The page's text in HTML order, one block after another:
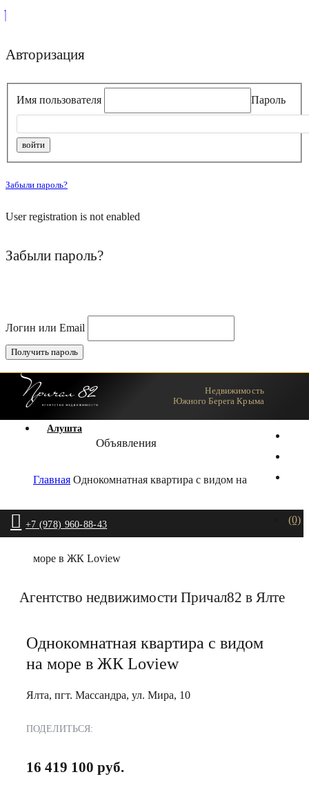
Авторизация
Имя пользователя Пароль
Забыли пароль?
User registration is not enabled
Забыли пароль?
Логин или Email
Ялта
Алушта
+7 (978) 960-88-43 (0)
Недвижимость
Южного Берега Крыма
Объявления
Главная Однокомнатная квартира с видом на
море в ЖК Loview
Агентство недвижимости Причал82 в Ялте
Однокомнатная квартира с видом
на море в ЖК Loview
Ялта, пгт. Массандра, ул. Мира, 10
ПОДЕЛИТЬСЯ:
16 419 100 руб.